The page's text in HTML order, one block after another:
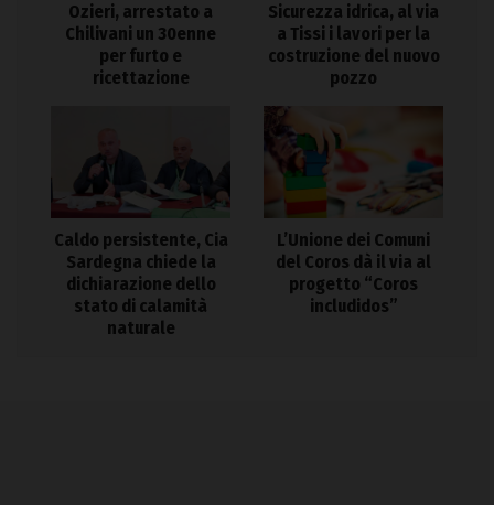
Ozieri, arrestato a
Chilivani un 30enne
per furto e
ricettazione
Sicurezza idrica, al via
a Tissi i lavori per la
costruzione del nuovo
pozzo
Caldo persistente, Cia
Sardegna chiede la
dichiarazione dello
stato di calamità
naturale
L’Unione dei Comuni
del Coros dà il via al
progetto “Coros
includidos”